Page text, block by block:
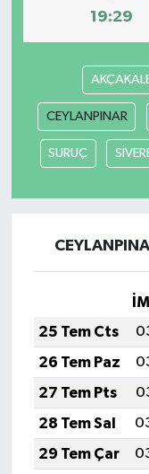
19:29
CEYLANPINAR
SURUÇ
25 Tem Cts
26 Tem Paz
27 Tem Pts
28 Tem Sal
29 Tem Çar